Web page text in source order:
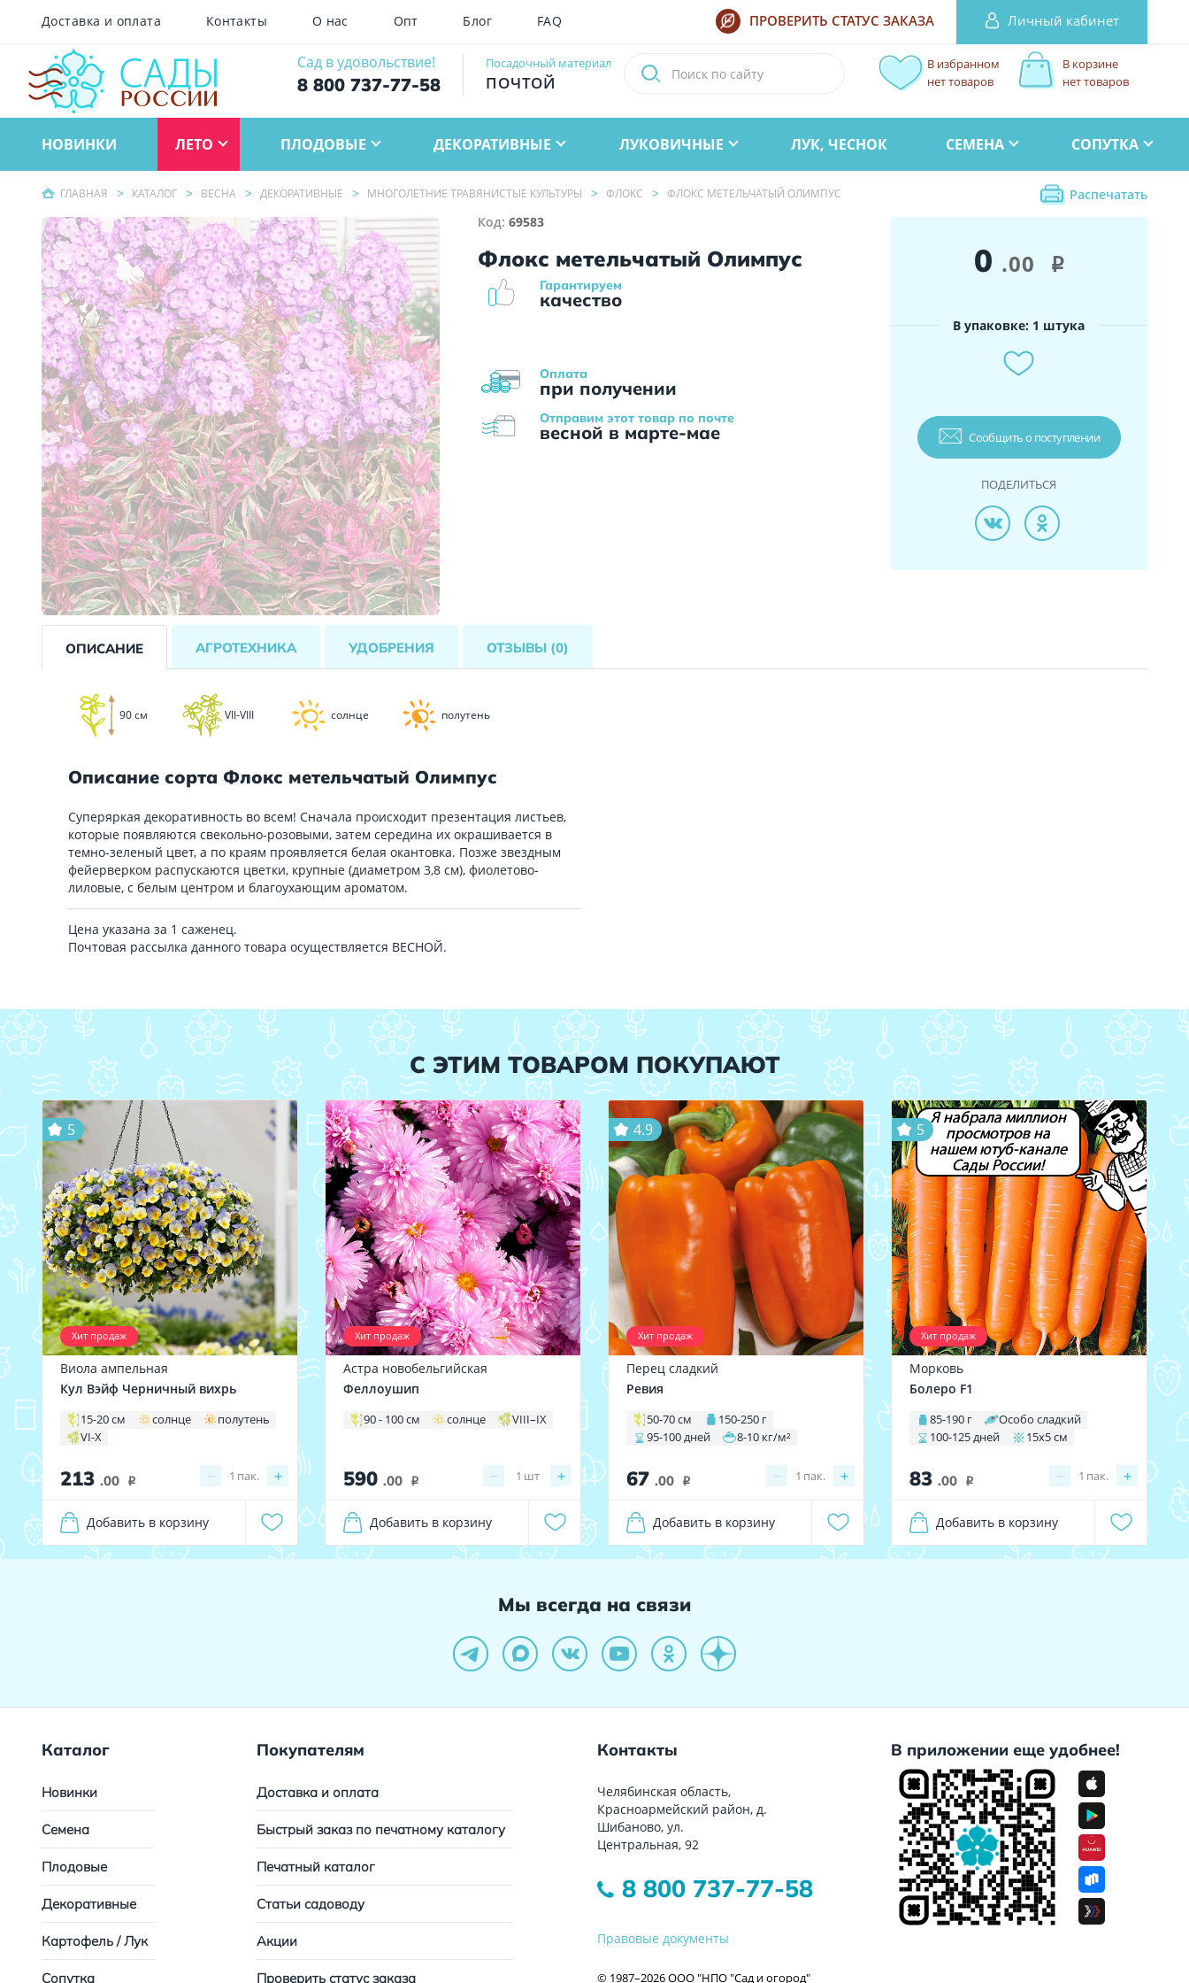
Доставка и оплата Контакты О нас Опт Блог FAQ ПРОВЕРИТЬ СТАТУС ЗАКАЗА Личный кабинет
Сад в удовольствие!
8 800 737-77-58
Посадочный материал
ПОЧТОЙ
В корзине
нет товаров
В избранном
нет товаров
НОВИНКИ ЛЕТО ПЛОДОВЫЕ ДЕКОРАТИВНЫЕ ЛУКОВИЧНЫЕ ЛУК, ЧЕСНОК СЕМЕНА СОПУТКА
ГЛАВНАЯ КАТАЛОГ ВЕСНА ДЕКОРАТИВНЫЕ МНОГОЛЕТНИЕ ТРАВЯНИСТЫЕ КУЛЬТУРЫ ФЛОКС ФЛОКС МЕТЕЛЬЧАТЫЙ ОЛИМПУС
Распечатать
Код:69583
Флокс метельчатый Олимпус
Оплата
при получении
Гарантируем
качество
Отправим этот товар по почте
весной в марте-мае
0 .00 i
В упаковке: 1 штука
Сообщить о поступлении
ПОДЕЛИТЬСЯ
ОПИСАНИЕ АГРОТЕХНИКА УДОБРЕНИЯ ОТЗЫВЫ (0)
90 см VII-VIII солнце полутень
Описание сорта Флокс метельчатый Олимпус
Суперяркая декоративность во всем! Сначала происходит презентация листьев,
которые появляются свекольно-розовыми, затем середина их окрашивается в
темно-зеленый цвет, а по краям проявляется белая окантовка. Позже звездным
фейерверком распускаются цветки, крупные (диаметром 3,8 см), фиолетово-
лиловые, с белым центром и благоухающим ароматом.
Цена указана за 1 саженец.
Почтовая рассылка данного товара осуществляется ВЕСНОЙ.
С ЭТИМ ТОВАРОМ ПОКУПАЮТ
Хит продаж
5
Виола ампельная
Кул Вэйф Черничный вихрь
15-20 см солнце
полутень
VI-X
213 .00 i − +
1 пак.
Добавить в корзину
Хит продаж
Астра новобельгийская
Феллоушип
90 - 100 см солнце VIII–IX
590 .00 i − +
1 шт
Добавить в корзину
Хит продаж
4.9
Перец сладкий
Ревия
50-70 см
150-250 г
95-100 дней
8-10 кг/м²
67 .00 i − +
1 пак.
Добавить в корзину
Я набрала миллион
просмотров на
нашем ютуб-канале
Сады России!
Хит продаж
5
Морковь
Болеро F1
85-190 г
Особо сладкий
100-125 дней
15х5 см
83 .00 i − +
1 пак.
Добавить в корзину
Мы всегда на связи
Каталог
Новинки
Семена
Плодовые
Декоративные
Картофель / Лук
Сопутка
Покупателям
Доставка и оплата
Быстрый заказ по печатному каталогу
Печатный каталог
Статьи садоводу
Акции
Проверить статус заказа
Контакты
Челябинская область,
Красноармейский район, д.
Шибаново, ул.
Центральная, 92
8 800 737-77-58
Правовые документы
© 1987–2026 ООО "НПО "Сад и огород"
В приложении еще удобнее!